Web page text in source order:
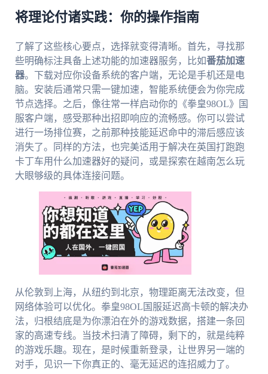
将理论付诸实践：你的操作指南
了解了这些核心要点，选择就变得清晰。首先，寻找那
些明确标注具备上述功能的加速器服务，比如番茄加速
器。下载对应你设备系统的客户端，无论是手机还是电
脑。安装后通常只需一键加速，智能系统便会为你完成
节点选择。之后，像往常一样启动你的《拳皇98OL》国
服客户端，感受那种出招即响应的流畅感。你可以尝试
进行一场排位赛，之前那种技能延迟命中的滞后感应该
消失了。同样的方法，也完美适用于解决在英国打跑跑
卡丁车用什么加速器好的疑问，或是探索在越南怎么玩
大眼够级的具体连接问题。
从伦敦到上海，从纽约到北京，物理距离无法改变，但
网络体验可以优化。拳皇98OL国服延迟高卡顿的解决办
法，归根结底是为你漂泊在外的游戏数据，搭建一条回
家的高速专线。当技术扫清了障碍，剩下的，就是纯粹
的游戏乐趣。现在，是时候重新登录，让世界另一端的
对手，见识一下你真正的、毫无延迟的连招威力了。